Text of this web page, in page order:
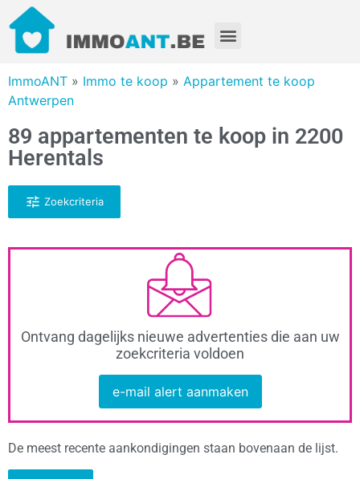
ImmoANT » Immo te koop » Appartement te koop
Antwerpen
89 appartementen te koop in 2200
Herentals
Zoekcriteria
Ontvang dagelijks nieuwe advertenties die aan uw
zoekcriteria voldoen
e-mail alert aanmaken
De meest recente aankondigingen staan bovenaan de lijst.